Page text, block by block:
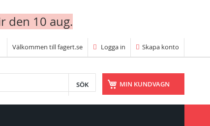
den 10 aug.
Välkommen till fagert.se Logga in Skapa konto
MIN KUNDVAGN